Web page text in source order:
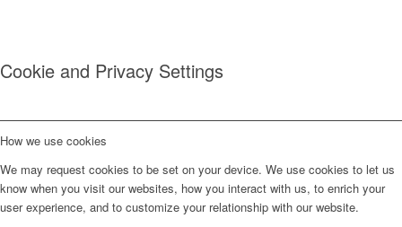
Cookie and Privacy Settings
How we use cookies
We may request cookies to be set on your device. We use cookies to let us
know when you visit our websites, how you interact with us, to enrich your
user experience, and to customize your relationship with our website.